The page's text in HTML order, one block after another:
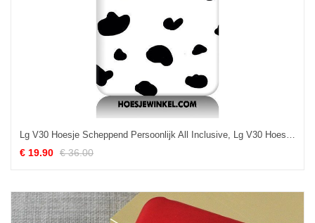
Lg V30 Hoesje Scheppend Persoonlijk All Inclusive, Lg V30 Hoesje Anti-fall Zacht
€ 19.90 € 36.00